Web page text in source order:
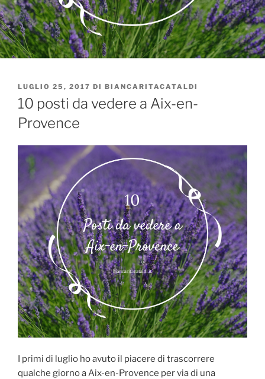
PUBBLICATO
IL
LUGLIO 25, 2017 DI BIANCARITACATALDI
10 posti da vedere a Aix-en-
Provence
I primi di luglio ho avuto il piacere di trascorrere
qualche giorno a Aix-en-Provence per via di una